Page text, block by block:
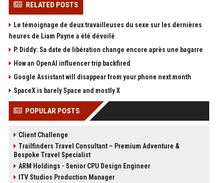
RELATED POSTS
Le témoignage de deux travailleuses du sexe sur les dernières
heures de Liam Payne a été dévoilé
P. Diddy: Sa date de libération change encore après une bagarre
How an OpenAI influencer trip backfired
Google Assistant will disappear from your phone next month
SpaceX is barely Space and mostly X
POPULAR POSTS
Client Challenge
Trailfinders Travel Consultant – Premium Adventure &
Bespoke Travel Specialist
ARM Holdings - Senior CPU Design Engineer
ITV Studios Production Manager